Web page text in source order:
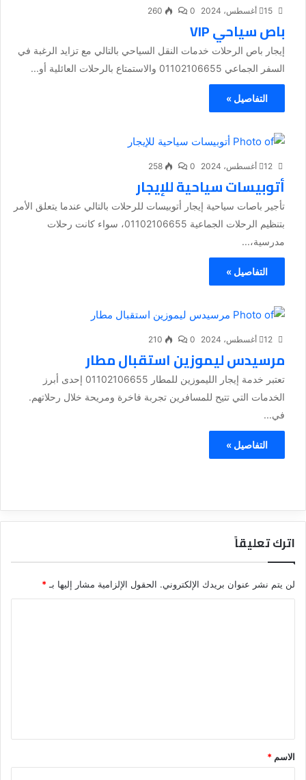
15 أغسطس، 2024 0
260
باص سياحي VIP
إيجار باص الرحلات خدمات النقل السياحي بالتالي مع تزايد الرغبة في
السفر الجماعي 01102106655 والاستمتاع بالرحلات العائلية أو...
التفاصيل »
12 أغسطس، 2024 0
258
أتوبيسات سياحية للإيجار
تأجير باصات سياحية إيجار أتوبيسات للرحلات بالتالي عندما يتعلق الأمر
بتنظيم الرحلات الجماعية 01102106655، سواء كانت رحلات
مدرسية،...
التفاصيل »
12 أغسطس، 2024 0
210
مرسيدس ليموزين استقبال مطار
تعتبر خدمة إيجار الليموزين للمطار 01102106655 إحدى أبرز
الخدمات التي تتيح للمسافرين تجربة فاخرة ومريحة خلال رحلاتهم.
في...
التفاصيل »
اترك تعليقاً
لن يتم نشر عنوان بريدك الإلكتروني. الحقول الإلزامية مشار إليها بـ *
*
الاسم *